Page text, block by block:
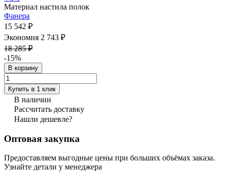
Материал настила полок
Фанера
15 542 ₽
Экономия 2 743 ₽
18 285 ₽
-15%
В корзину
Купить в 1 клик
В наличии
Рассчитать доставку
Нашли дешевле?
Оптовая закупка
Предоставляем выгодные цены при больших объёмах заказа.
Узнайте детали у менеджера